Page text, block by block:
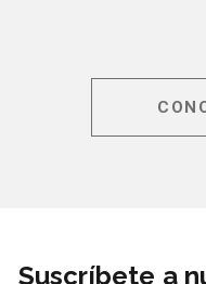
Suscríbete a